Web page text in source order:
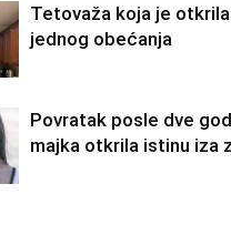
Tetovaža koja je
jednog obećanja
Povratak posle dve
majka otkrila istinu iza